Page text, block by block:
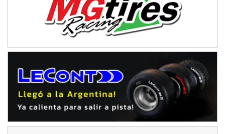
Juan Navarro (Asfalto)
El Timbó (Tucumán)